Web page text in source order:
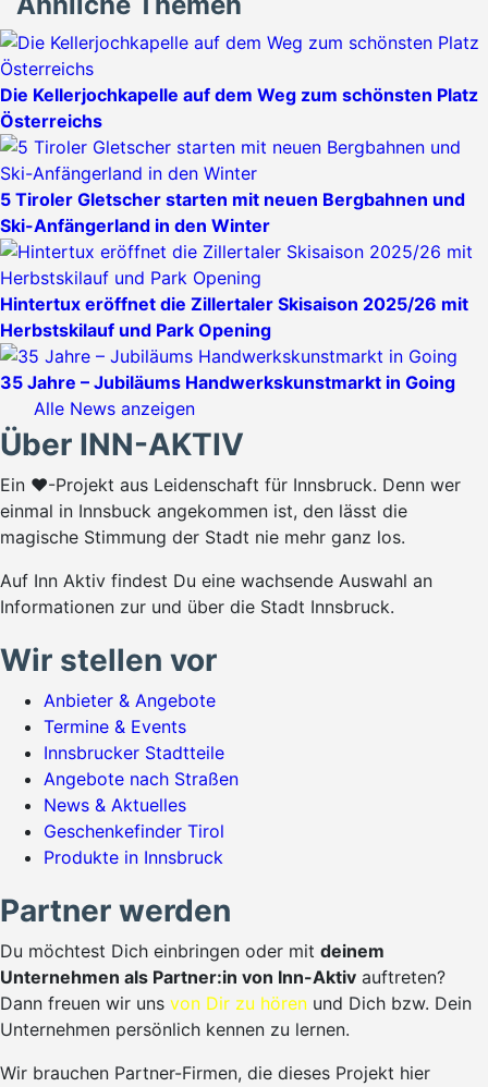
Die Kellerjochkapelle auf dem Weg zum schönsten Platz
Österreichs
5 Tiroler Gletscher starten mit neuen Bergbahnen und
Ski-Anfängerland in den Winter
Hintertux eröffnet die Zillertaler Skisaison 2025/26 mit
Herbstskilauf und Park Opening
35 Jahre – Jubiläums Handwerkskunstmarkt in Going
Alle News anzeigen
Über INN-AKTIV
Ein ♥-Projekt aus Leidenschaft für Innsbruck. Denn wer
einmal in Innsbuck angekommen ist, den lässt die
magische Stimmung der Stadt nie mehr ganz los.
Auf Inn Aktiv findest Du eine wachsende Auswahl an
Informationen zur und über die Stadt Innsbruck.
Wir stellen vor
Anbieter & Angebote
Termine & Events
Innsbrucker Stadtteile
Angebote nach Straßen
News & Aktuelles
Geschenkefinder Tirol
Produkte in Innsbruck
Partner werden
Du möchtest Dich einbringen oder mit deinem
Unternehmen als Partner:in von Inn-Aktiv auftreten?
Dann freuen wir uns von Dir zu hören und Dich bzw. Dein
Unternehmen persönlich kennen zu lernen.
Wir brauchen Partner-Firmen, die dieses Projekt hier